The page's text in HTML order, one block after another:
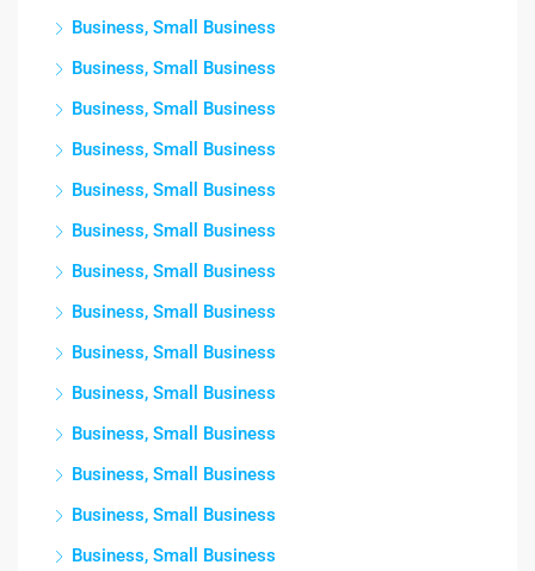
Business, Small Business
Business, Small Business
Business, Small Business
Business, Small Business
Business, Small Business
Business, Small Business
Business, Small Business
Business, Small Business
Business, Small Business
Business, Small Business
Business, Small Business
Business, Small Business
Business, Small Business
Business, Small Business